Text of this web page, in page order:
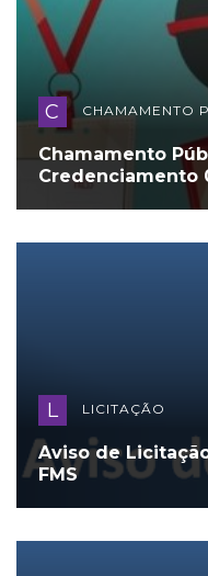
C CHAMAMENTO
Chamamento
Credenciamento
L LICITAÇÃO
Aviso de
FMS